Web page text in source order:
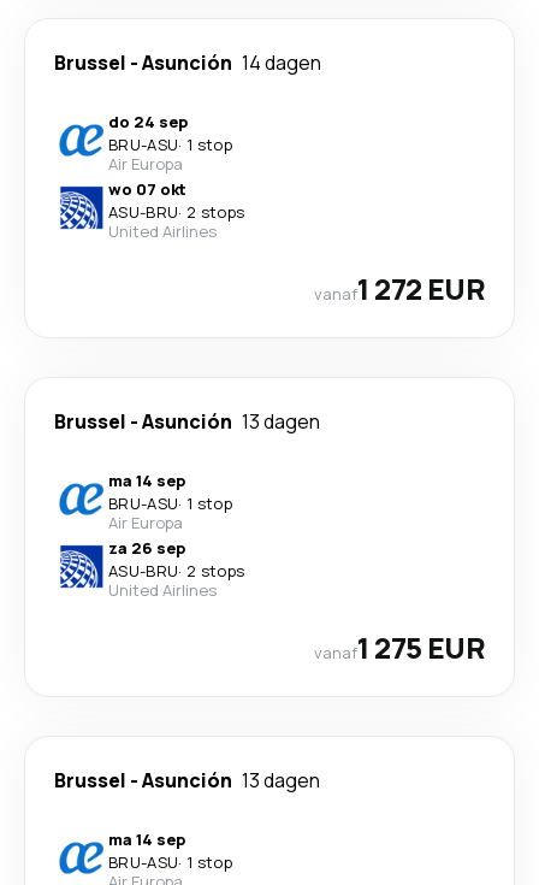
Brussel -Asunción 14 dagen
do 24 sep
BRU-ASU· 1 stop
Air Europa
wo 07 okt
ASU-BRU· 2 stops
United Airlines
vanaf1 272 EUR
Brussel -Asunción 13 dagen
ma 14 sep
BRU-ASU· 1 stop
Air Europa
za 26 sep
ASU-BRU· 2 stops
United Airlines
vanaf1 275 EUR
Brussel -Asunción 13 dagen
ma 14 sep
BRU-ASU· 1 stop